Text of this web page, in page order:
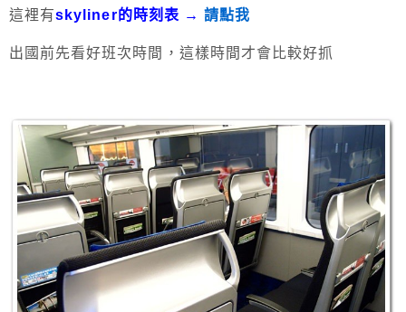
這裡有skyliner的時刻表 → 請點我
出國前先看好班次時間，這樣時間才會比較好抓